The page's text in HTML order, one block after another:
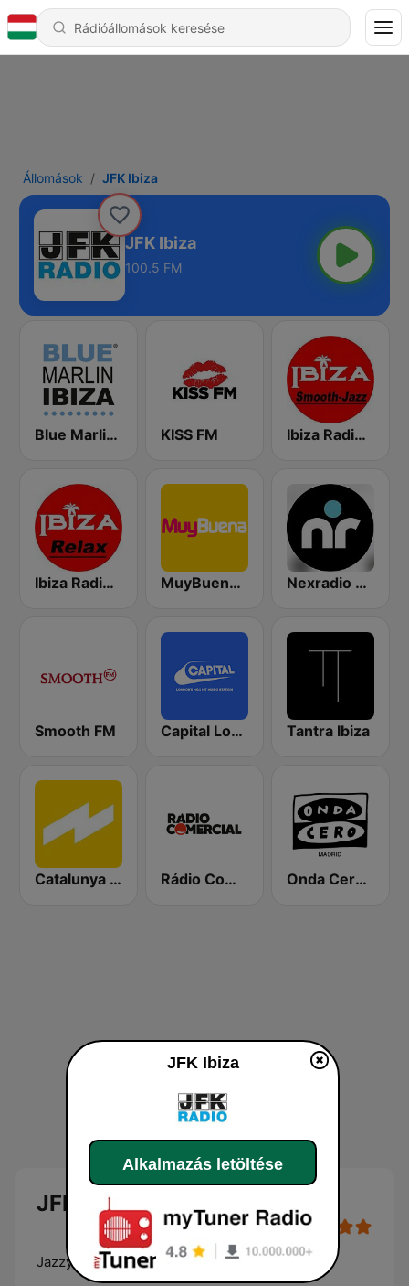
Állomások JFK Ibiza
JFK Ibiza
100.5 FM
Blue Marlin Ibiza Radio KISS FM Ibiza Radios - Smooth Jazz
Ibiza Radios - Relax MuyBuena Ibiza Nexradio Demo stream
Smooth FM Capital London Tantra Ibiza
Catalunya Ràdio Rádio Comercial Onda Cero Madrid
JFK Ibiza
Jazzy Funky & Kool
JFK Ibiza
Alkalmazás letöltése